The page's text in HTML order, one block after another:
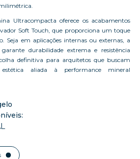
Ultracompacta oferece os acabamentos
Soft Touch, que proporciona um toque
Seja em aplicações internas ou externas, a
durabilidade extrema e resistência
definitiva para arquitetos que buscam
aliada à performance mineral